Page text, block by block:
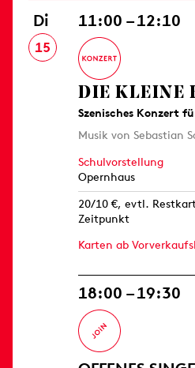
Di
15
11:00 – 12:10
DIE KLEINE
Szenisches Konzert
Musik von Sebastian
Schulvorstellung
Opernhaus
20/10 €, evtl.
Zeitpunkt
Karten ab
18:00 – 19:30